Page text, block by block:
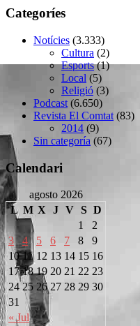
Categoríes
Notícies (3.333)
Cultura (2)
Esports(1)
Local (5)
Religió (3)
Podcast (6.650)
Revista El Comtat (83)
2014 (9)
Sin categoría (67)
Calendari
agosto 2026
L M X J V S D
« Jul
1
2
3
4 5 6 7 8
9
10 11 12 13 14 15 16
17 18 19 20 21 22 23
24 25 26 27 28 29 30
31